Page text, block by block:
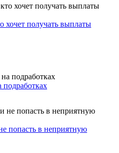
хочет получать выплаты
попасть в неприятную